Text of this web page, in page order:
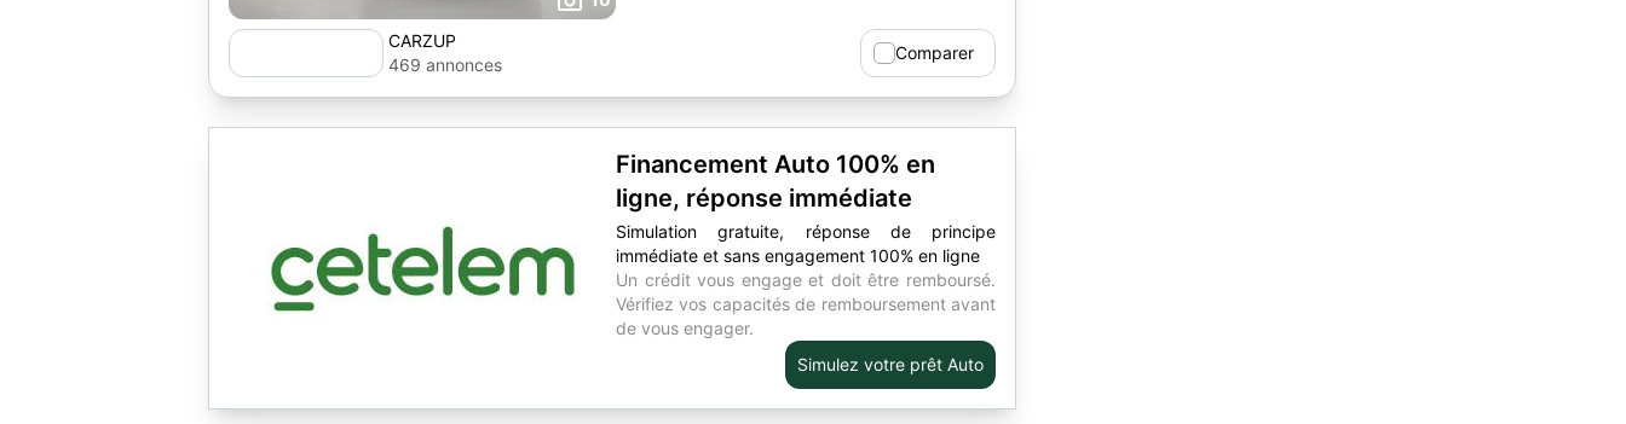
CARZUP
469 annonces
Comparer
Financement Auto 100% en
ligne, réponse immédiate
Simulation gratuite, réponse de principe
immédiate et sans engagement 100% en ligne
Un crédit vous engage et doit être remboursé.
Vérifiez vos capacités de remboursement avant
de vous engager.
Simulez votre prêt Auto